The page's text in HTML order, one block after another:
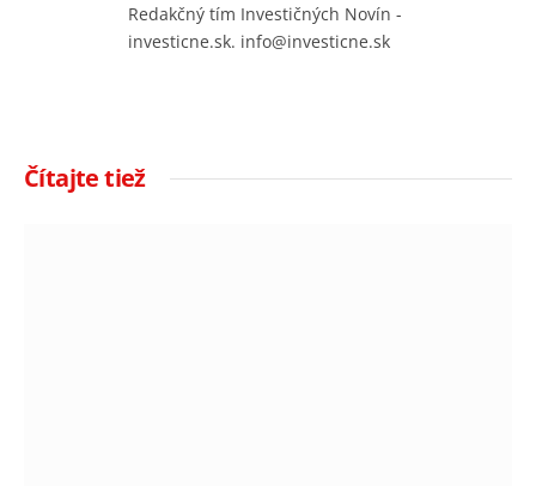
Redakčný tím Investičných Novín -
investicne.sk. info@investicne.sk
Čítajte tiež